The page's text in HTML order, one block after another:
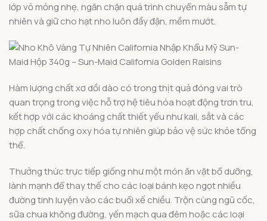
lớp vỏ mỏng nhẹ, ngăn chặn quá trình chuyển màu sẫm tự
nhiên và giữ cho hạt nho luôn đầy đặn, mềm mướt.
Hàm lượng chất xơ dồi dào có trong thịt quả đóng vai trò
quan trọng trong việc hỗ trợ hệ tiêu hóa hoạt động trơn tru,
kết hợp với các khoáng chất thiết yếu như kali, sắt và các
hợp chất chống oxy hóa tự nhiên giúp bảo vệ sức khỏe tổng
thể.
Thưởng thức trực tiếp giống như một món ăn vặt bổ dưỡng,
lành mạnh để thay thế cho các loại bánh kẹo ngọt nhiều
đường tinh luyện vào các buổi xế chiều. Trộn cùng ngũ cốc,
sữa chua không đường, yến mạch qua đêm hoặc các loại